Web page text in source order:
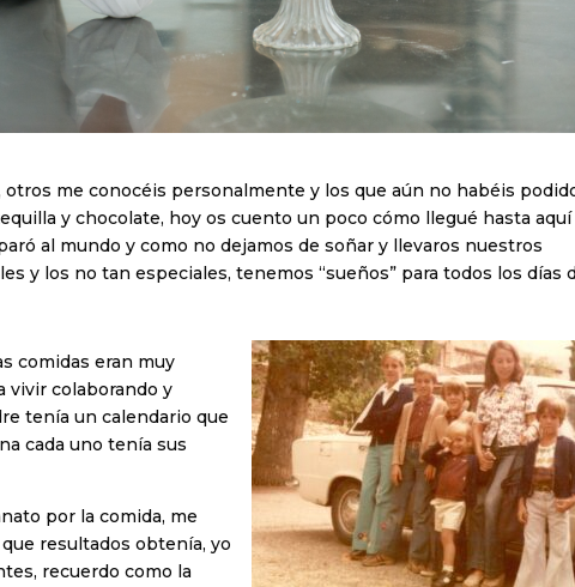
me conocéis personalmente y los que aún no habéis
y chocolate, hoy os cuento un poco cómo llegué hasta aquí
al mundo y como no dejamos de soñar y llevaros nuestros
y los no tan especiales, tenemos “sueños” para todos los días
comidas eran muy
vivir colaborando y
tenía un calendario que
cada uno tenía sus
por la comida, me
resultados obtenía, yo
recuerdo como la